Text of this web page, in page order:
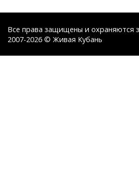
Все права защищены и охраняются
2007-2026 © Живая Кубань